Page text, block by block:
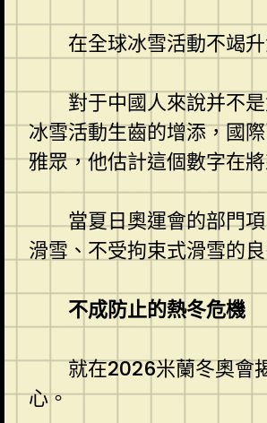
在全球冰雪活動不竭
對于中國人來說并不
冰雪活動生齒的增添，國
雅眾，他估計這個數字在
當夏日奧運會的部門
滑雪、不受拘束式滑雪的
不成防止的熱冬危機
就在2026米蘭冬奧會
心。